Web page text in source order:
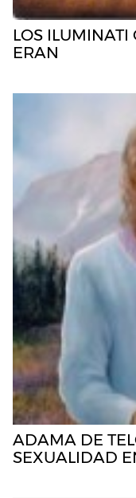
LOS ILUMINATI
ERAN
ADAMA DE
SEXUALIDAD